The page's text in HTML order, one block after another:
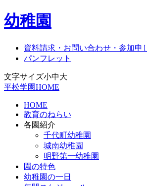
幼稚園
資料請求・お問い合わせ・参加申
パンフレット
文字サイズ小中大
平松学園HOME
HOME
教育のねらい
各園紹介
千代町幼稚園
城南幼稚園
明野第一幼稚園
園の特色
幼稚園の一日